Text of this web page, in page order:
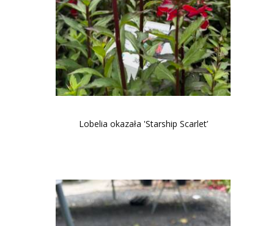
Lobelia okazała 'Starship Scarlet’